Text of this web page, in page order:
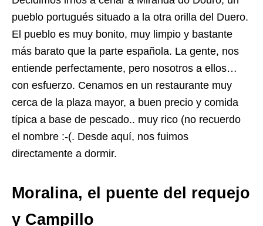
pueblo portugués situado a la otra orilla del Duero.
El pueblo es muy bonito, muy limpio y bastante
más barato que la parte española. La gente, nos
entiende perfectamente, pero nosotros a ellos…
con esfuerzo. Cenamos en un restaurante muy
cerca de la plaza mayor, a buen precio y comida
típica a base de pescado.. muy rico (no recuerdo
el nombre :-(. Desde aquí, nos fuimos
directamente a dormir.
Moralina, el puente del requejo
y Campillo